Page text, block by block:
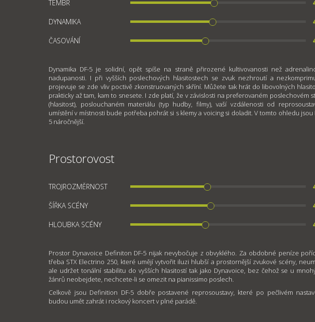
TÉMBR
DYNAMIKA
ČASOVÁNÍ
Dynamika DF-5 je solidní, opět spíše na straně přirozené kultivovanosti než
nadupanosti. I při vyšších poslechových hlasitostech se zvuk nezhroutí a
projevuje se zde vliv poctivě zkonstruovaných skříní. Můžete tak hrát do libovolných
prakticky až tam, kam to snesete. I zde platí, že v závislosti na preferovaném poslechovém
(hlasitost), poslouchaném materiálu (typ hudby, filmy), vaší vzdálenosti od
umístění v místnosti bude potřeba pohrát si s klemy a voicing si doladit. V tomto ohledu jsou
5 náročnější.
Prostorovost
TROJROZMĚRNOST
ŠÍŘKA SCÉNY
HLOUBKA SCÉNY
Prostor Dynavoice Definiton DF-5 nijak nevybočuje z obvyklého. Za obdobné peníze
třeba STX Electrino 250, které umějí vytvořit iluzi hlubší a prostornější zvukové scény,
ale udržet tonální stabilitu do vyšších hlasitostí tak jako Dynavoice, bez čehož se u
žánrů neobejdete, nechcete-li se omezit na pianissimo poslech.
Celkově jsou Definition DF-5 dobře postavené reprosoustavy, které po pečlivém
budou umět zahrát i rockový koncert v plné parádě.